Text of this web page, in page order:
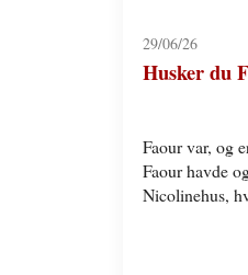
29/06/26
Husker du
Faour var, og
Faour havde
Nicolinehus,